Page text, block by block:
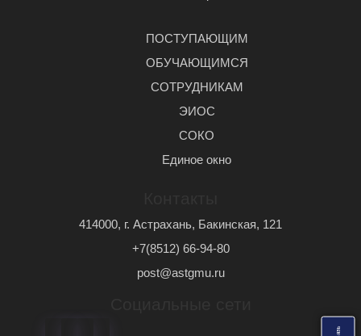
ПОСТУПАЮЩИМ
ОБУЧАЮЩИМСЯ
СОТРУДНИКАМ
ЭИОС
СОКО
Единое окно
414000, г. Астрахань, Бакинская, 121
+7(8512) 66-94-80
post@astgmu.ru